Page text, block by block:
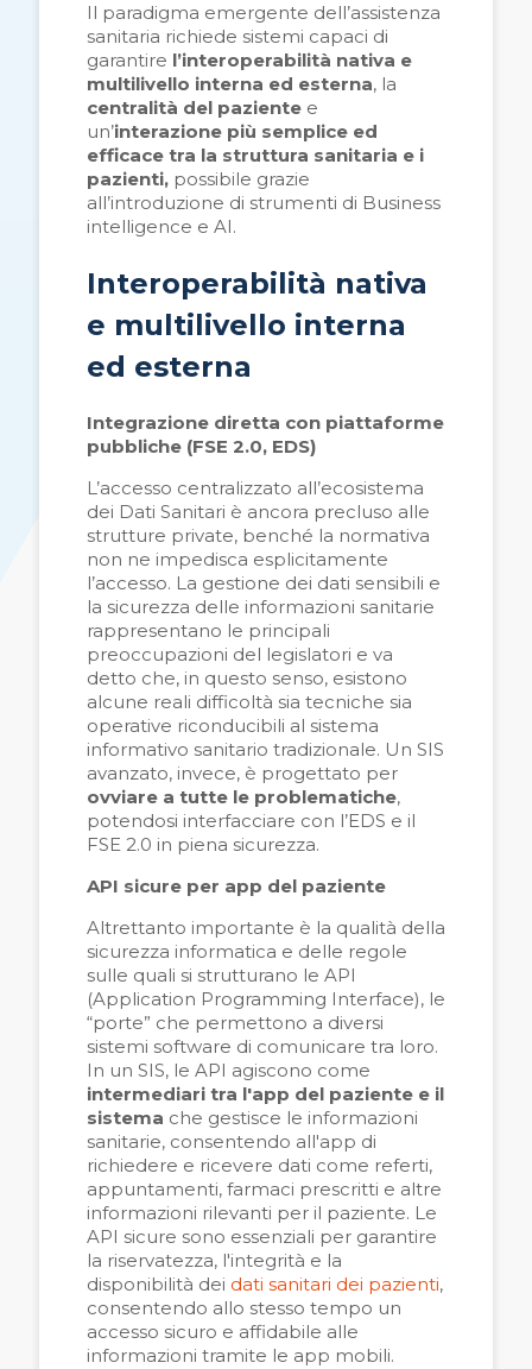
Il paradigma emergente dell’assistenza
sanitaria richiede sistemi capaci di
garantire l’interoperabilità nativa e
multilivello interna ed esterna, la
centralità del paziente e
un’interazione più semplice ed
efficace tra la struttura sanitaria e i
pazienti, possibile grazie
all’introduzione di strumenti di Business
intelligence e AI.
Interoperabilità nativa
e multilivello interna
ed esterna
Integrazione diretta con piattaforme
pubbliche (FSE 2.0, EDS)
L’accesso centralizzato all’ecosistema
dei Dati Sanitari è ancora precluso alle
strutture private, benché la normativa
non ne impedisca esplicitamente
l’accesso. La gestione dei dati sensibili e
la sicurezza delle informazioni sanitarie
rappresentano le principali
preoccupazioni del legislatori e va
detto che, in questo senso, esistono
alcune reali difficoltà sia tecniche sia
operative riconducibili al sistema
informativo sanitario tradizionale. Un SIS
avanzato, invece, è progettato per
ovviare a tutte le problematiche,
potendosi interfacciare con l’EDS e il
FSE 2.0 in piena sicurezza.
API sicure per app del paziente
Altrettanto importante è la qualità della
sicurezza informatica e delle regole
sulle quali si strutturano le API
(Application Programming Interface), le
“porte” che permettono a diversi
sistemi software di comunicare tra loro.
In un SIS, le API agiscono come
intermediari tra l'app del paziente e il
sistema che gestisce le informazioni
sanitarie, consentendo all'app di
richiedere e ricevere dati come referti,
appuntamenti, farmaci prescritti e altre
informazioni rilevanti per il paziente. Le
API sicure sono essenziali per garantire
la riservatezza, l'integrità e la
disponibilità dei dati sanitari dei pazienti,
consentendo allo stesso tempo un
accesso sicuro e affidabile alle
informazioni tramite le app mobili.